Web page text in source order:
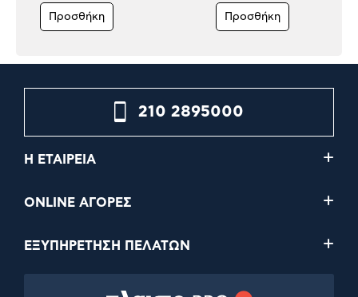
Προσθήκη Προσθήκη
210 2895000
Η ΕΤΑΙΡΕΙΑ
ONLINE ΑΓΟΡΕΣ
ΕΞΥΠΗΡΕΤΗΣΗ ΠΕΛΑΤΩΝ